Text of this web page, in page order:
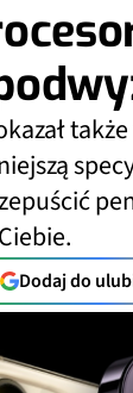
Dodaj do